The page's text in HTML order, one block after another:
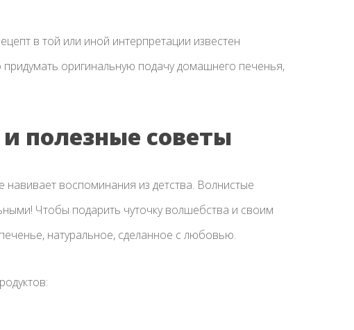
в той или иной интерпретации известен
придумать оригинальную подачу домашнего печенья,
полезные советы
воспоминания из детства. Волнистые
Чтобы подарить чуточку волшебства и своим
натуральное, сделанное с любовью.